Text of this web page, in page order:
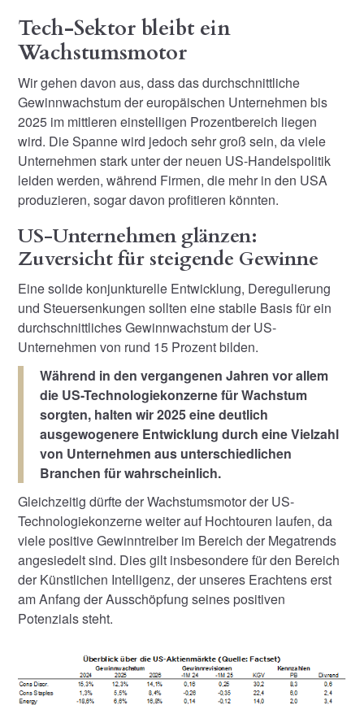
Tech-Sektor bleibt ein
Wachstumsmotor
Wir gehen davon aus, dass das durchschnittliche
Gewinnwachstum der europäischen Unternehmen bis
2025 im mittleren einstelligen Prozentbereich liegen
wird. Die Spanne wird jedoch sehr groß sein, da viele
Unternehmen stark unter der neuen US-Handelspolitik
leiden werden, während Firmen, die mehr in den USA
produzieren, sogar davon profitieren könnten.
US-Unternehmen glänzen:
Zuversicht für steigende Gewinne
Eine solide konjunkturelle Entwicklung, Deregulierung
und Steuersenkungen sollten eine stabile Basis für ein
durchschnittliches Gewinnwachstum der US-
Unternehmen von rund 15 Prozent bilden.
Während in den vergangenen Jahren vor allem
die US-Technologiekonzerne für Wachstum
sorgten, halten wir 2025 eine deutlich
ausgewogenere Entwicklung durch eine Vielzahl
von Unternehmen aus unterschiedlichen
Branchen für wahrscheinlich.
Gleichzeitig dürfte der Wachstumsmotor der US-
Technologiekonzerne weiter auf Hochtouren laufen, da
viele positive Gewinntreiber im Bereich der Megatrends
angesiedelt sind. Dies gilt insbesondere für den Bereich
der Künstlichen Intelligenz, der unseres Erachtens erst
am Anfang der Ausschöpfung seines positiven
Potenzials steht.